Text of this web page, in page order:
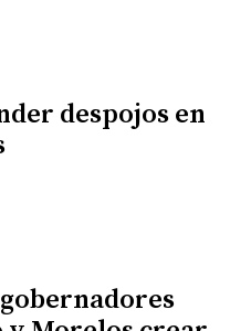
despojos en